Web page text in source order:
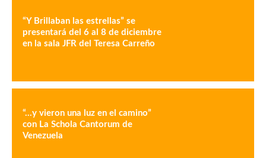
“Y Brillaban las estrellas” se
presentará del 6 al 8 de diciembre
en la sala JFR del Teresa Carreño
“…y vieron una luz en el camino”
con La Schola Cantorum de
Venezuela